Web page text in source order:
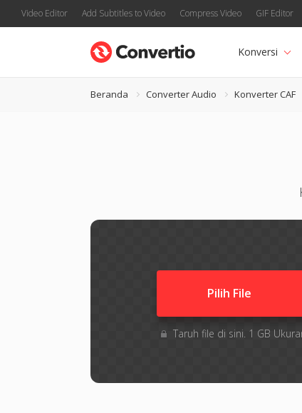
Video Editor Add Subtitles to Video Compress Video GIF Editor
Konversi
Beranda Converter Audio Konverter CAF
Pilih File
Taruh file di sini. 1 GB